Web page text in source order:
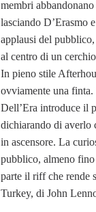
membri
lasciando D’Erasmo
applausi del
al centro di un
In pieno stile
ovviamente una finta.
Dell’Era introduce il
dichiarando di averlo
in ascensore. La
pubblico, almeno
parte il riff che rende
Turkey, di John